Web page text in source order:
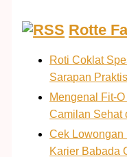
Rotte
Roti Coklat
Sarapan
Mengenal Fit-
Camilan Sehat
Cek Lowongan
Karier Babada